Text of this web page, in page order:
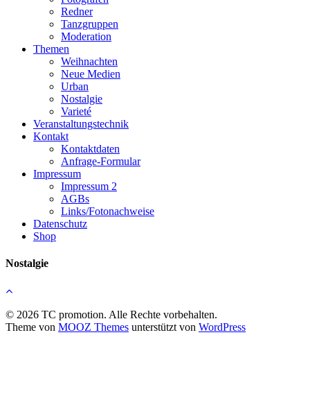
Redner
Tanzgruppen
Moderation
Themen
Weihnachten
Neue Medien
Urban
Nostalgie
Varieté
Veranstaltungstechnik
Kontakt
Kontaktdaten
Anfrage-Formular
Impressum
Impressum 2
AGBs
Links/Fotonachweise
Datenschutz
Shop
Nostalgie
© 2026 TC promotion. Alle Rechte vorbehalten.
Theme von MOOZ Themes unterstützt von WordPress